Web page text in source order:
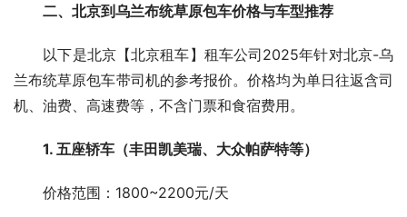
二、北京到乌兰布统草原包车价格与车型推荐
以下是北京【北京租车】租车公司2025年针对北京-乌
兰布统草原包车带司机的参考报价。价格均为单日往返含司
机、油费、高速费等，不含门票和食宿费用。
1. 五座轿车（丰田凯美瑞、大众帕萨特等）
价格范围：1800~2200元/天